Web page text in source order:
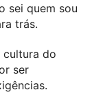
sei quem sou
trás.
cultura do
ser